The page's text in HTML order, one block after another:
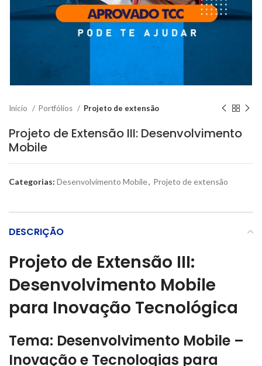
Início Portfólios Projeto de extensão
Projeto de Extensão III: Desenvolvimento
Mobile
Categorias: Desenvolvimento Mobile, Projeto de extensão
DESCRIÇÃO
Projeto de Extensão III:
Desenvolvimento Mobile
para Inovação Tecnológica
Tema: Desenvolvimento Mobile –
Inovação e Tecnologias para